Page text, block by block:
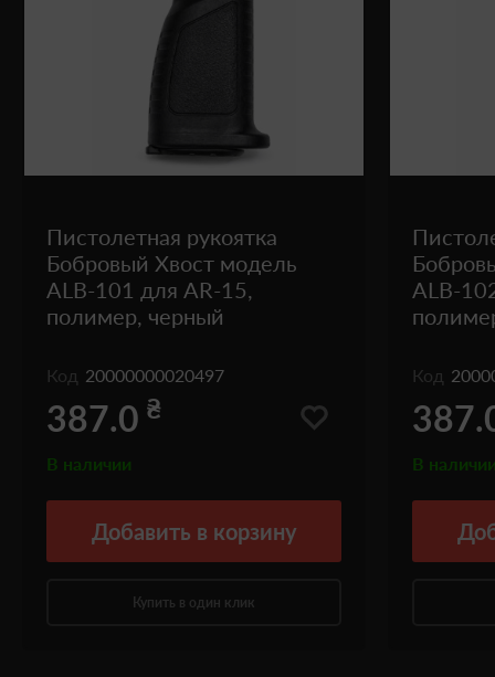
Пистолетная рукоятка
Бобровый Хвост модель
ALB-101 для AR-15,
полимер, черный
Код 20000000020497
387.0 ₴
В наличии
Добавить в корзину
Купить в один клик
ALB-
Код
В